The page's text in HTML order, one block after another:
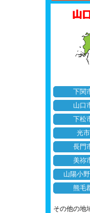
下関
山口
下松
光市
長門
美祢
山陽小
熊毛
その他の地